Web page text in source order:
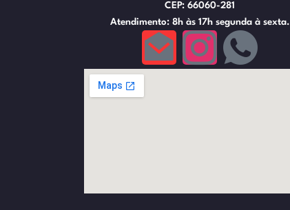
CEP: 66060-281
Atendimento: 8h às 17h segunda à sexta.